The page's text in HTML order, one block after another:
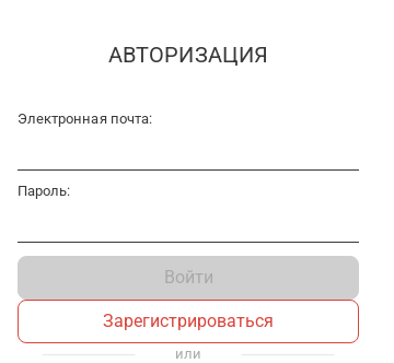
АВТОРИЗАЦИЯ
Электронная почта:
Пароль:
Войти
Зарегистрироваться
или